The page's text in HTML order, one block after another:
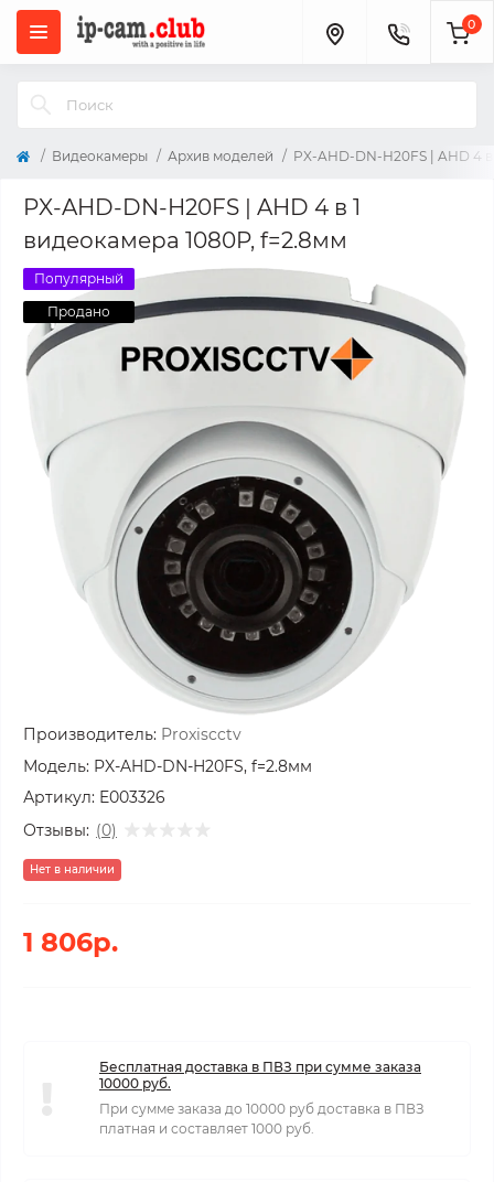
0
Видеокамеры Архив моделей PX-AHD-DN-H20FS | AHD 4
PX-AHD-DN-H20FS | AHD 4 в 1
видеокамера 1080P, f=2.8мм
Популярный
Продано
Производитель: Proxiscctv
Модель: PX-AHD-DN-H20FS, f=2.8мм
Артикул: E003326
Отзывы: (0)
Нет в наличии
1 806р.
Бесплатная доставка в ПВЗ при сумме заказа
10000 руб.
При сумме заказа до 10000 руб доставка в ПВЗ
платная и составляет 1000 руб.